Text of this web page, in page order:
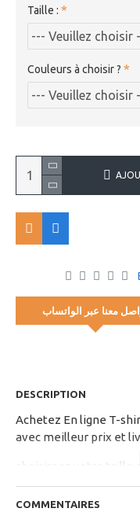
Taille :
Couleurs à choisir ?
معنا عبر الواتساب
DESCRIPTION
Achetez En ligne T-
avec meilleur prix et
choisissez votre taille
disponibles
COMMENTAIRES